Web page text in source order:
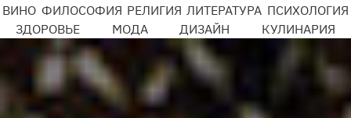
ВИНО ФИЛОСОФИЯ РЕЛИГИЯ ЛИТЕРАТУРА ПСИХОЛОГИЯ
ЗДОРОВЬЕ
МОДА ДИЗАЙН КУЛИНАРИЯ
Подробности